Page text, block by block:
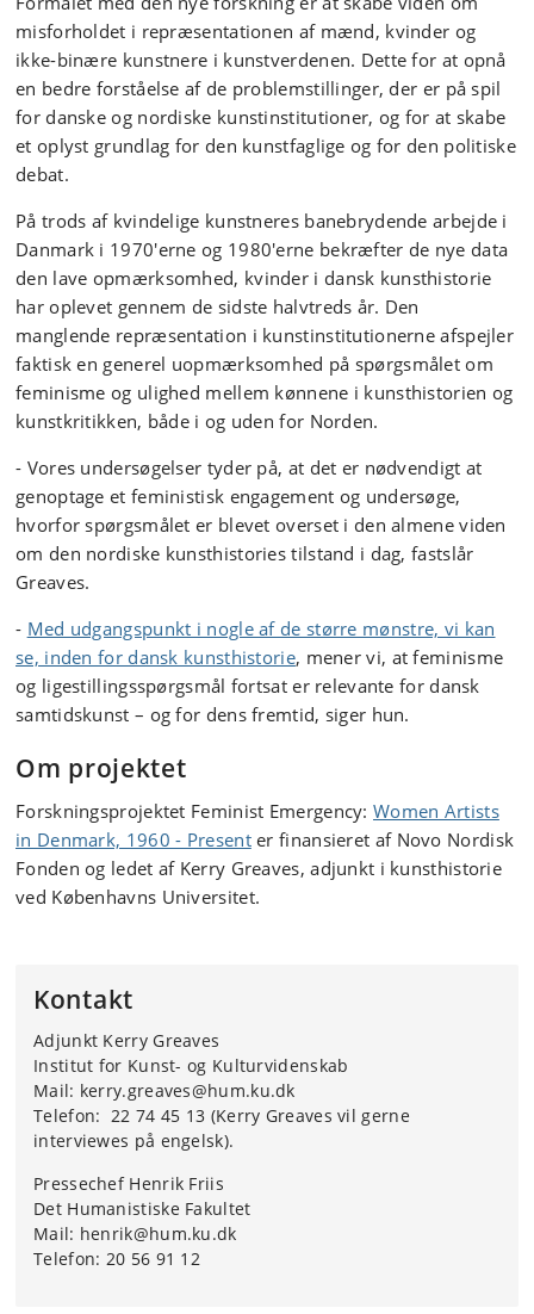
misforholdet i repræsentationen af ​​mænd, kvinder og
ikke-binære kunstnere i kunstverdenen. Dette for at opnå
en bedre forståelse af de problemstillinger, der er på spil
for danske og nordiske kunstinstitutioner, og for at skabe
et oplyst grundlag for den kunstfaglige og for den politiske
debat.
På trods af kvindelige kunstneres banebrydende arbejde i
Danmark i 1970'erne og 1980'erne bekræfter de nye data
den lave opmærksomhed, kvinder i dansk kunsthistorie
har oplevet gennem de sidste halvtreds år. Den
manglende repræsentation i kunstinstitutionerne afspejler
faktisk en generel uopmærksomhed på spørgsmålet om
feminisme og ulighed mellem kønnene i kunsthistorien og
kunstkritikken, både i og uden for Norden.
- Vores undersøgelser tyder på, at det er nødvendigt at
genoptage et feministisk engagement og undersøge,
hvorfor spørgsmålet er blevet overset i den almene viden
om den nordiske kunsthistories tilstand i dag, fastslår
Greaves.
- Med udgangspunkt i nogle af de større mønstre, vi kan
se, inden for dansk kunsthistorie, mener vi, at feminisme
og ligestillingsspørgsmål fortsat er relevante for dansk
samtidskunst – og for dens fremtid, siger hun.
Om projektet
Forskningsprojektet Feminist Emergency: Women Artists
in Denmark, 1960 - Presenter finansieret af Novo Nordisk
Fonden og ledet af Kerry Greaves, adjunkt i kunsthistorie
ved Københavns Universitet.
Kontakt
Adjunkt Kerry Greaves
Institut for Kunst- og Kulturvidenskab
Mail: kerry.greaves@hum.ku.dk
Telefon: 22 74 45 13 (Kerry Greaves vil gerne
interviewes på engelsk).
Pressechef Henrik Friis
Det Humanistiske Fakultet
Mail: henrik@hum.ku.dk
Telefon: 20 56 91 12